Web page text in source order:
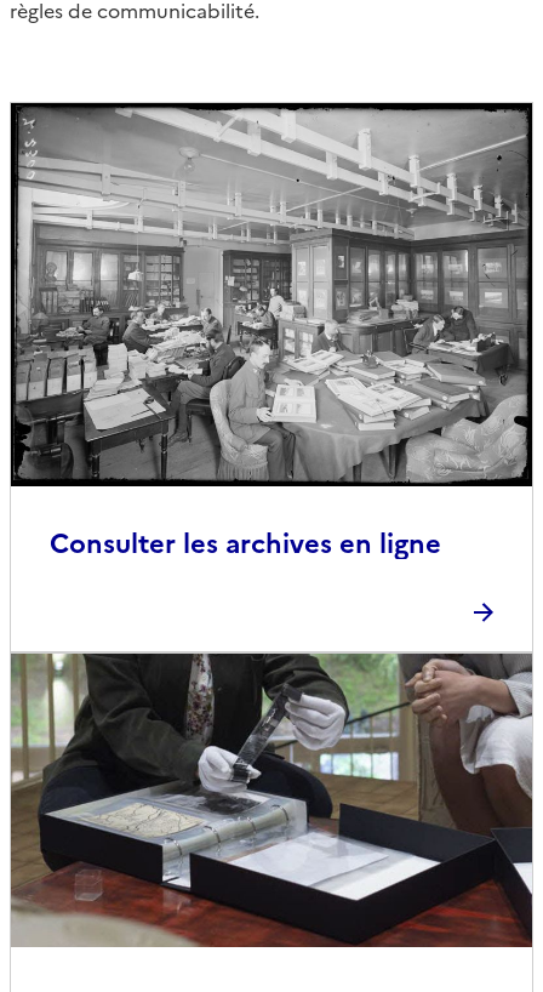
règles de communicabilité.
Consulter les archives en ligne